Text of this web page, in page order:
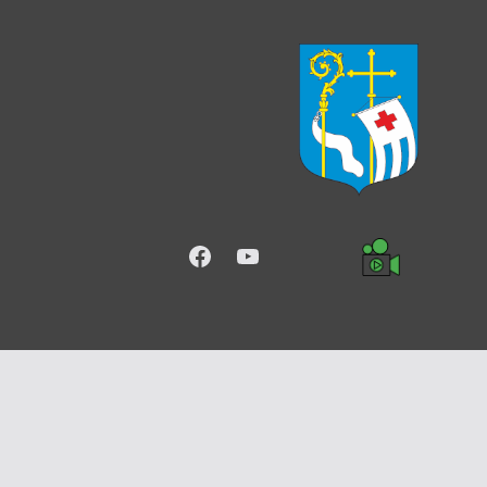
Facebook
YouTube